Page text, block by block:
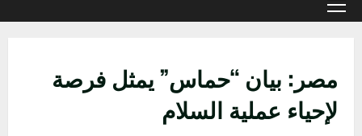
القائمة
مصر: بيان “حماس” يمثل فرصة
لإحياء عملية السلام